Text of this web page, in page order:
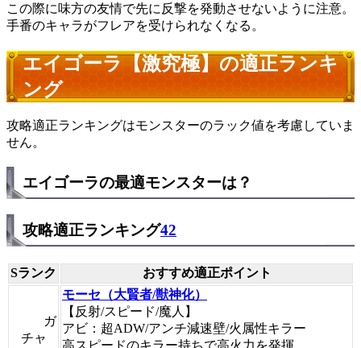
この際に味方の友情で先に反撃を発動させないように注意。
手番のキャラがフレアを受けられなくなる。
エイゴーラ【激究極】の適正ランキ
ング
攻略適正ランキングはモンスターのラック値を考慮していま
せん。
エイゴーラの最適モンスターは？
攻略適正ランキング42
Sランク おすすめ適正ポイント
ガ
チャ
モーセ（大賢者/獣神化）
【反射/スピード/魔人】
アビ：超ADW/アンチ減速壁/火属性キラー
高スピードのキラー持ちで高火力を発揮。